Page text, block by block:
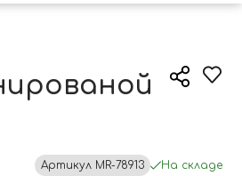
Артикул MR-78913 На складе